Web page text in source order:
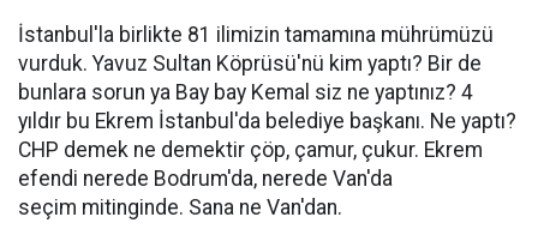
İstanbul'la birlikte 81 ilimizin tamamına mührümüzü
vurduk. Yavuz Sultan Köprüsü'nü kim yaptı? Bir de
bunlara sorun ya Bay bay Kemal siz ne yaptınız? 4
yıldır bu Ekrem İstanbul'da belediye başkanı. Ne yaptı?
CHP demek ne demektir çöp, çamur, çukur. Ekrem
efendi nerede Bodrum'da, nerede Van'da
seçim mitinginde. Sana ne Van'dan.